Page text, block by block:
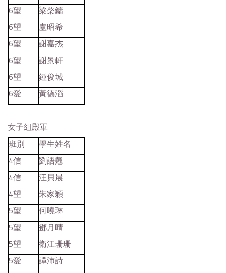
6望
梁棨鏞
6望
盧昭希
6望
謝嘉杰
6望
謝景軒
6望
鍾俊城
6愛
黃德滔
女子組殿軍
班別
學生姓名
4信
劉語翹
4信
汪貝晨
4望
朱家穎
5望
何曉琳
5望
鄧月晴
5望
衛江珊珊
5愛
譚沛詩